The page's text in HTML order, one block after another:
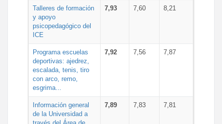
Talleres de formación
y apoyo
psicopedagógico del
ICE
7,93 7,60 8,21
Programa escuelas
deportivas: ajedrez,
escalada, tenis, tiro
con arco, remo,
esgrima...
7,92 7,56 7,87
Información general
de la Universidad a
través del Área de
7,89 7,83 7,81